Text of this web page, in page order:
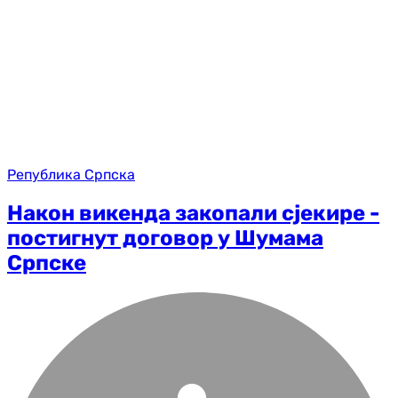
Република Српска
Након викенда закопали сјекире -
постигнут договор у Шумама
Српске